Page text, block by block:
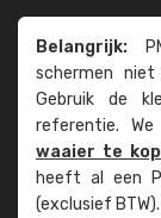
Belangrijk:
schermen niet
Gebruik de
referentie.
waaier te
heeft al een
(exclusief BTW).